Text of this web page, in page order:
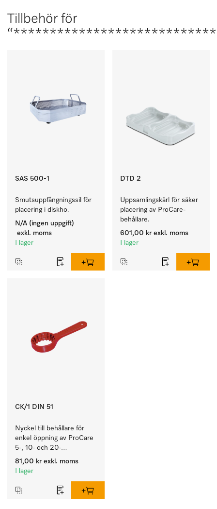
Tillbehör för
SAS 500-1
Smutsuppfångningssil för
placering i diskho.
N/A (ingen uppgift)
exkl. moms
I lager
DTD 2
Uppsamlingskärl för säker
placering av ProCare-
behållare.
601,00 kr exkl. moms
I lager
CK/1 DIN 51
Nyckel till behållare för
enkel öppning av ProCare
5-, 10- och 20-
litersbehållare.
81,00 kr exkl. moms
I lager